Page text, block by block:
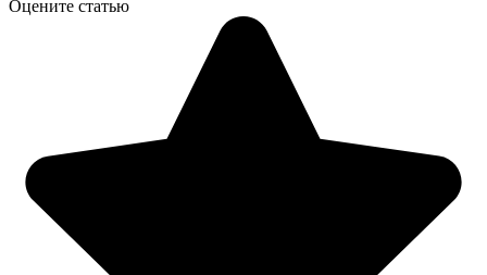
Оцените статью